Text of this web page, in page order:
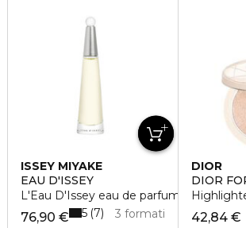
ISSEY MIYAKE
EAU D'ISSEY
L'Eau D'Issey eau de parfum
76,90 € 3 formati
5 7
DIOR
DIOR
42,84 €